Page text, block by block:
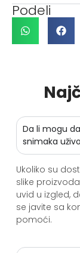
Podeli
Da li mogu
snimaka
Ukoliko su
slike
uvid u izgled,
se javite sa
pomoći.